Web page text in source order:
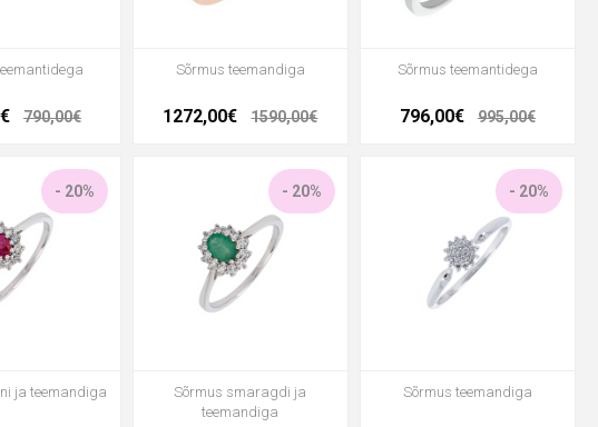
790,00€
Sõrmus teemandiga
1272,00€ 1590,00€
Sõrmus teemantidega
796,00€ 995,00€
- 20%
ja teemandiga
- 20%
Sõrmus smaragdi ja
teemandiga
- 20%
Sõrmus teemandiga